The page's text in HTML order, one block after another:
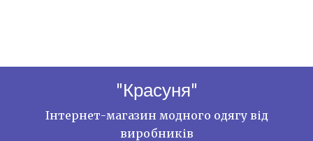
"Красуня"
Інтернет-магазин модного одягу від
виробників